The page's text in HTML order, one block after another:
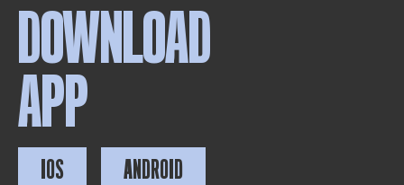
DOWNLOAD
APP
IOS ANDROID